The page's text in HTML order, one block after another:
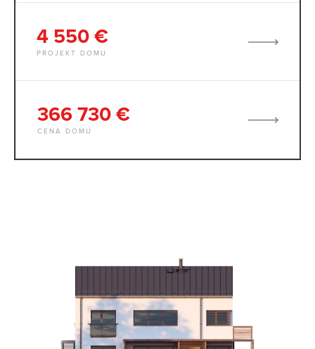
4 550 €
PROJEKT DOMU
366 730 €
CENA DOMU